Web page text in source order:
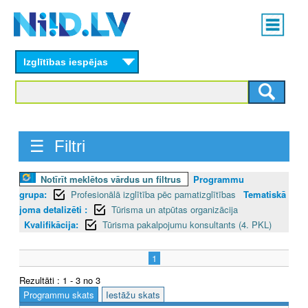
content
Main
menu
Izglītības iespējas
☰ Filtri
Notīrīt meklētos vārdus un filtrus
Programmu
grupa:
Profesionālā izglītība pēc pamatizglītības
Tematiskā
joma detalizēti :
Tūrisma un atpūtas organizācija
Kvalifikācija:
Tūrisma pakalpojumu konsultants (4. PKL)
1
Rezultāti : 1 - 3 no 3
Programmu skats
Iestāžu skats